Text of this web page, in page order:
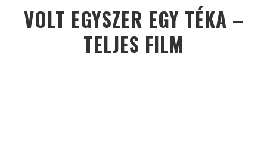
VOLT EGYSZER EGY TÉKA –
TELJES FILM